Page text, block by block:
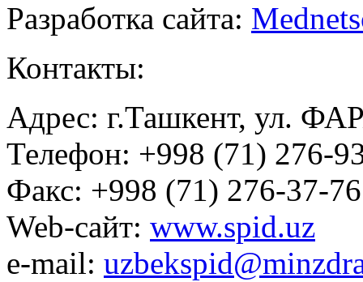
Разработка сайта:
Контакты:
Адрес: г.Ташкент, ул.
Телефон: +998 (71) 276-
Факс: +998 (71) 276-37-76
Web-сайт: www.spid.uz
e-mail: